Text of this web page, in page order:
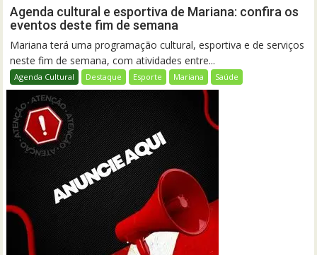
Agenda cultural e esportiva de Mariana: confira os
eventos deste fim de semana
Mariana terá uma programação cultural, esportiva e de serviços
neste fim de semana, com atividades entre...
Agenda Cultural Destaque Esporte Mariana Saúde